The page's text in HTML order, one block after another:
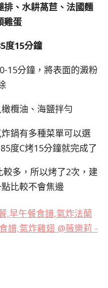
、水耕萵苣、法國麵
雞蛋
度15分鐘
15分鐘，將表面的澱粉
欖油、海鹽拌勻
鍋有多種菜單可以選
度C烤15分鐘就完成了
多，所以烤了2次，建
比較不會焦邊